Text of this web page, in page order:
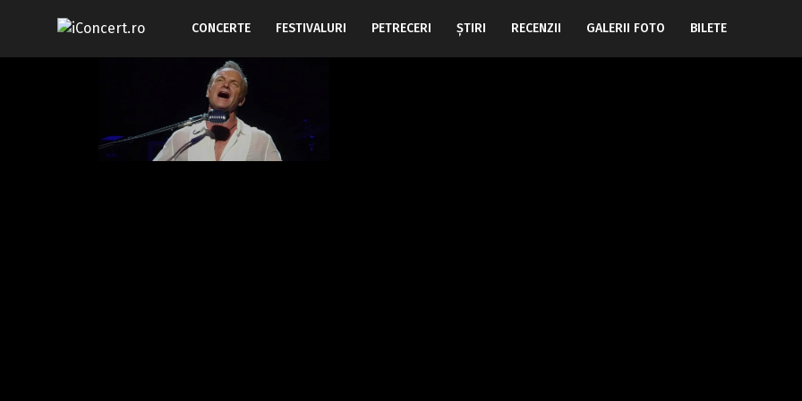
CONCERTE FESTIVALURI PETRECERI ŞTIRI RECENZII GALERII FOTO BILETE